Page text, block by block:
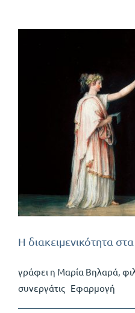
Η διακειμενικότητα
γράφει η Μαρία Βηλαρά,
συνεργάτις Εφαρμογή